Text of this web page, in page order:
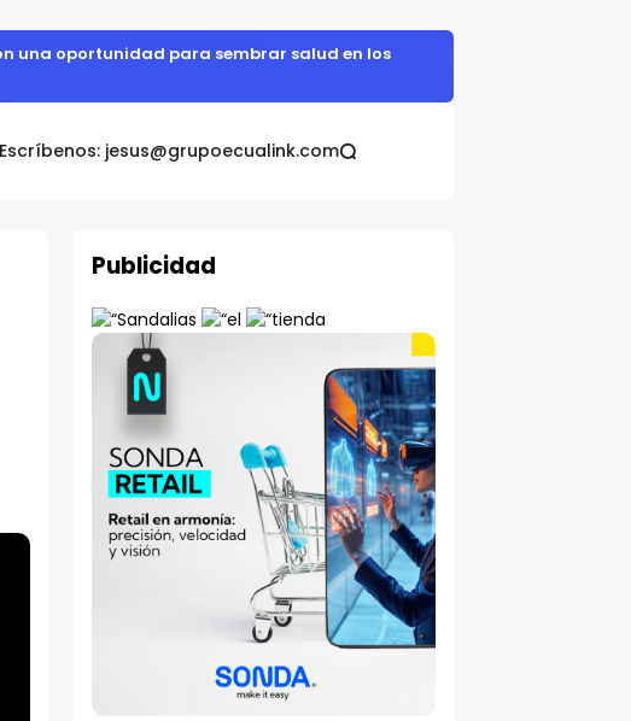
Escríbenos: jesus@grupoecualink.com
una oportunidad para sembrar salud en los
Publicidad